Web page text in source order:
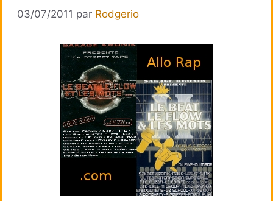
03/07/2011 par Rodgerio